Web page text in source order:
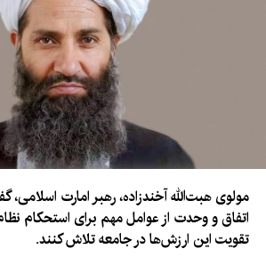
مولوی هبت‌الله آخندزاده، رهبر امارت اسلامی،
اتفاق و وحدت از عوامل مهم برای استحکام
تقویت این ارزش‌ها در جامعه تلاش کنند.